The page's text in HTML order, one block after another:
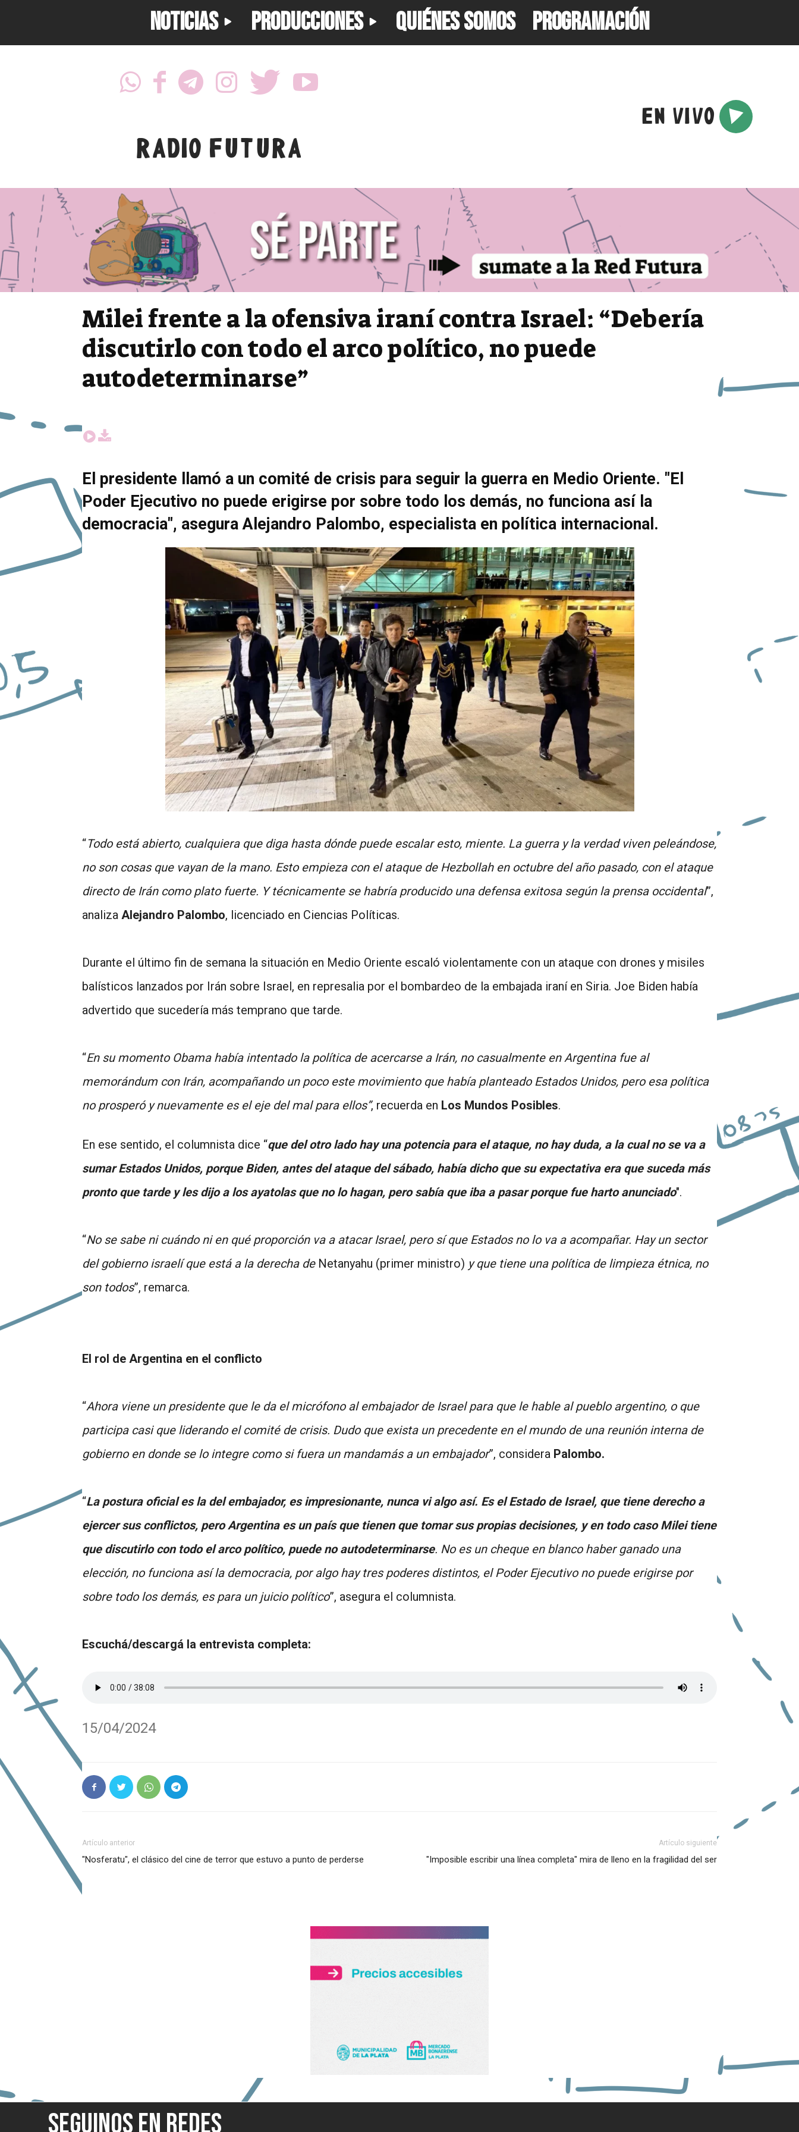
NOTICIAS PRODUCCIONES QUIÉNES SOMOS PROGRAMACIÓN
RADIO FUTURA
EN VIVO
Milei frente a la ofensiva iraní contra Israel: “Debería
discutirlo con todo el arco político, no puede
autodeterminarse”
El presidente llamó a un comité de crisis para seguir la guerra en Medio Oriente. "El
Poder Ejecutivo no puede erigirse por sobre todo los demás, no funciona así la
democracia", asegura Alejandro Palombo, especialista en política internacional.
“Todo está abierto, cualquiera que diga hasta dónde puede escalar esto, miente. La guerra y la verdad viven peleándose,
no son cosas que vayan de la mano. Esto empieza con el ataque de Hezbollah en octubre del año pasado, con el ataque
directo de Irán como plato fuerte. Y técnicamente se habría producido una defensa exitosa según la prensa occidental”,
analiza Alejandro Palombo, licenciado en Ciencias Políticas.
Durante el último fin de semana la situación en Medio Oriente escaló violentamente con un ataque con drones y misiles
balísticos lanzados por Irán sobre Israel, en represalia por el bombardeo de la embajada iraní en Siria. Joe Biden había
advertido que sucedería más temprano que tarde.
“En su momento Obama había intentado la política de acercarse a Irán, no casualmente en Argentina fue al
memorándum con Irán, acompañando un poco este movimiento que había planteado Estados Unidos, pero esa política
no prosperó y nuevamente es el eje del mal para ellos”, recuerda en Los Mundos Posibles.
En ese sentido, el columnista dice “que del otro lado hay una potencia para el ataque, no hay duda, a la cual no se va a
sumar Estados Unidos, porque Biden, antes del ataque del sábado, había dicho que su expectativa era que suceda más
pronto que tarde y les dijo a los ayatolas que no lo hagan, pero sabía que iba a pasar porque fue harto anunciado".
“No se sabe ni cuándo ni en qué proporción va a atacar Israel, pero sí que Estados no lo va a acompañar. Hay un sector
del gobierno israelí que está a la derecha de Netanyahu (primer ministro) y que tiene una política de limpieza étnica, no
son todos”, remarca.
El rol de Argentina en el conflicto
“Ahora viene un presidente que le da el micrófono al embajador de Israel para que le hable al pueblo argentino, o que
participa casi que liderando el comité de crisis. Dudo que exista un precedente en el mundo de una reunión interna de
gobierno en donde se lo integre como si fuera un mandamás a un embajador”, considera Palombo.
“La postura oficial es la del embajador, es impresionante, nunca vi algo así. Es el Estado de Israel, que tiene derecho a
ejercer sus conflictos, pero Argentina es un país que tienen que tomar sus propias decisiones, y en todo caso Milei tiene
que discutirlo con todo el arco político, puede no autodeterminarse. No es un cheque en blanco haber ganado una
elección, no funciona así la democracia, por algo hay tres poderes distintos, el Poder Ejecutivo no puede erigirse por
sobre todo los demás, es para un juicio político”, asegura el columnista.
Escuchá/descargá la entrevista completa:
15/04/2024
Artículo anterior
"Nosferatu", el clásico del cine de terror que estuvo a punto de perderse
Artículo siguiente
"Imposible escribir una línea completa" mira de lleno en la fragilidad del ser
SEGUINOS EN REDES